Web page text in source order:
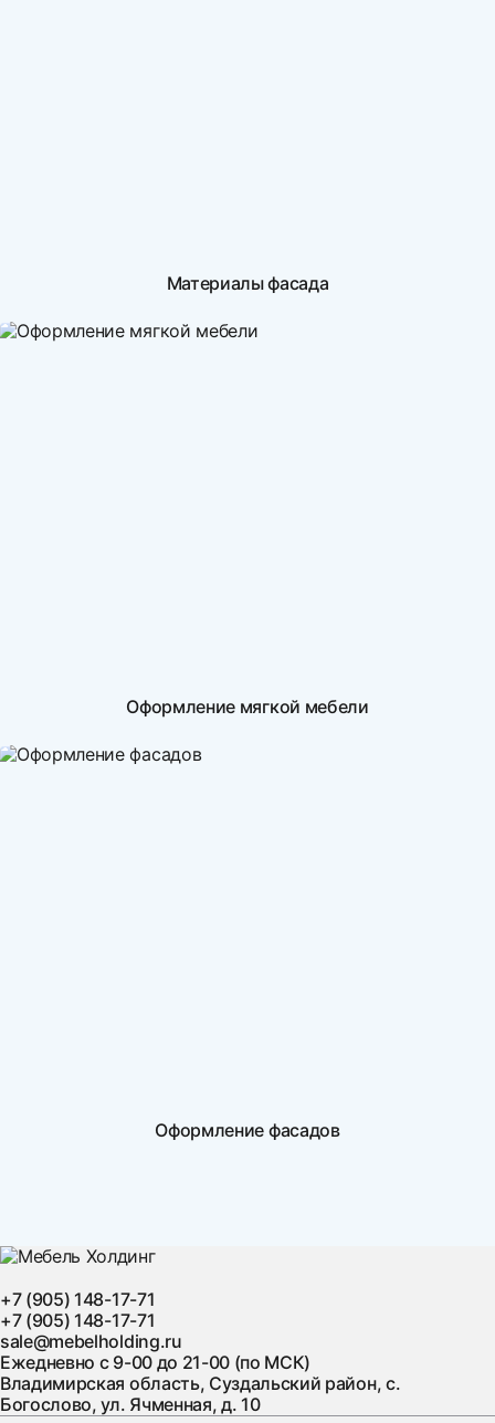
Материалы фасада
Оформление мягкой мебели
Оформление фасадов
+7 (905) 148-17-71
+7 (905) 148-17-71
sale@mebelholding.ru
Ежедневно с 9-00 до 21-00 (по МСК)
Владимирская область, Суздальский район, с.
Богослово, ул. Ячменная, д. 10